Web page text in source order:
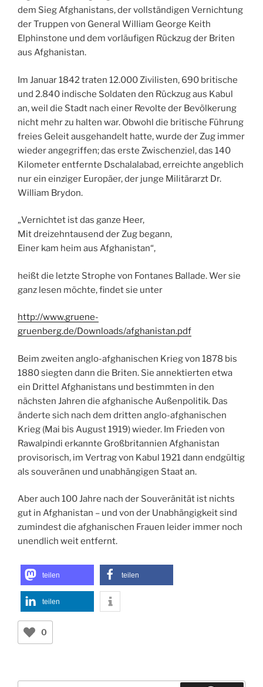
dem Sieg Afghanistans, der vollständigen Vernichtung
der Truppen von General William George Keith
Elphinstone und dem vorläufigen Rückzug der Briten
aus Afghanistan.
Im Januar 1842 traten 12.000 Zivilisten, 690 britische
und 2.840 indische Soldaten den Rückzug aus Kabul
an, weil die Stadt nach einer Revolte der Bevölkerung
nicht mehr zu halten war. Obwohl die britische Führung
freies Geleit ausgehandelt hatte, wurde der Zug immer
wieder angegriffen; das erste Zwischenziel, das 140
Kilometer entfernte Dschalalabad, erreichte angeblich
nur ein einziger Europäer, der junge Militärarzt Dr.
William Brydon.
„Vernichtet ist das ganze Heer,
Mit dreizehntausend der Zug begann,
Einer kam heim aus Afghanistan“,
heißt die letzte Strophe von Fontanes Ballade. Wer sie
ganz lesen möchte, findet sie unter
http://www.gruene-
gruenberg.de/Downloads/afghanistan.pdf
Beim zweiten anglo-afghanischen Krieg von 1878 bis
1880 siegten dann die Briten. Sie annektierten etwa
ein Drittel Afghanistans und bestimmten in den
nächsten Jahren die afghanische Außenpolitik. Das
änderte sich nach dem dritten anglo-afghanischen
Krieg (Mai bis August 1919) wieder. Im Frieden von
Rawalpindi erkannte Großbritannien Afghanistan
provisorisch, im Vertrag von Kabul 1921 dann endgültig
als souveränen und unabhängigen Staat an.
Aber auch 100 Jahre nach der Souveränität ist nichts
gut in Afghanistan – und von der Unabhängigkeit sind
zumindest die afghanischen Frauen leider immer noch
unendlich weit entfernt.
teilen teilen
teilen
0